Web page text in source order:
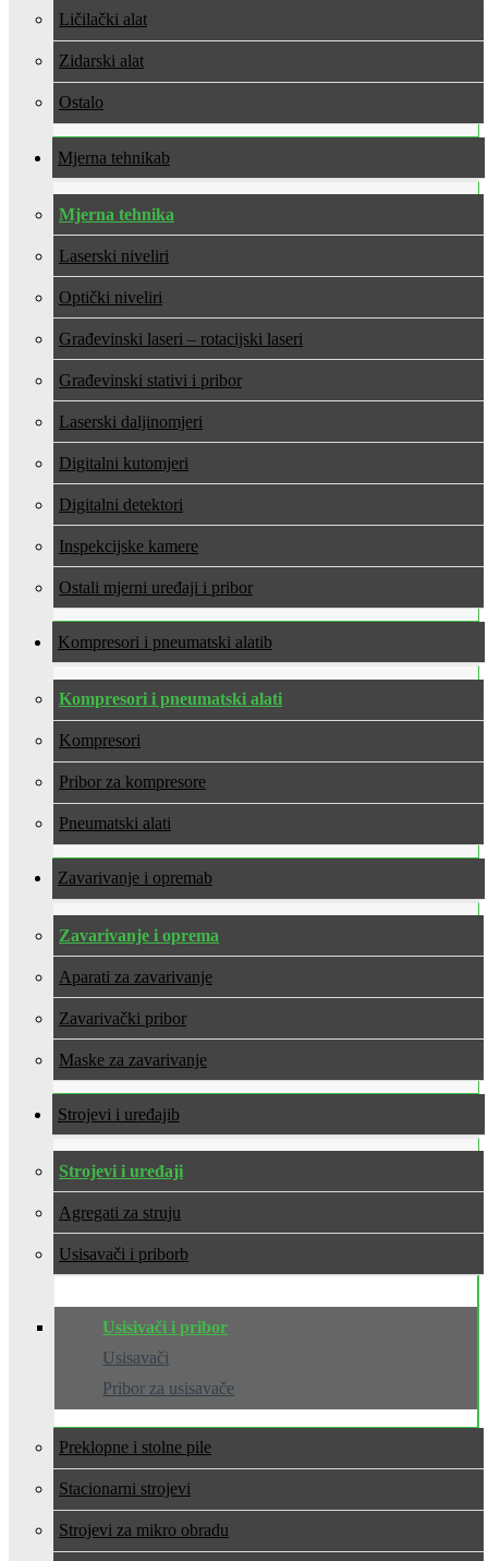
Ličilački alat
Zidarski alat
Ostalo
Mjerna tehnika
Mjerna tehnika
Laserski niveliri
Optički niveliri
Građevinski laseri – rotacijski laseri
Građevinski stativi i pribor
Laserski daljinomjeri
Digitalni kutomjeri
Digitalni detektori
Inspekcijske kamere
Ostali mjerni uređaji i pribor
Kompresori i pneumatski alati
Kompresori i pneumatski alati
Kompresori
Pribor za kompresore
Pneumatski alati
Zavarivanje i oprema
Zavarivanje i oprema
Aparati za zavarivanje
Zavarivački pribor
Maske za zavarivanje
Strojevi i uređaji
Strojevi i uređaji
Agregati za struju
Usisavači i pribor
Usisivači i pribor
Usisavači
Pribor za usisavače
Preklopne i stolne pile
Stacionarni strojevi
Strojevi za mikro obradu